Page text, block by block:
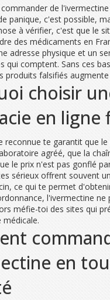
de
panique, c'est possible,
à vérifier, c'est que le
des médicaments en
adresse physique et un
qui comptent. Sans ces
produits falsifiés
choisir
en ligne
reconnue te garantit que
agréé, que la
le prix n'est pas gonflé
sérieux offrent souvent
ce qui te permet
l'ivermectine ne
méfie-toi des sites qui
médicale.
en